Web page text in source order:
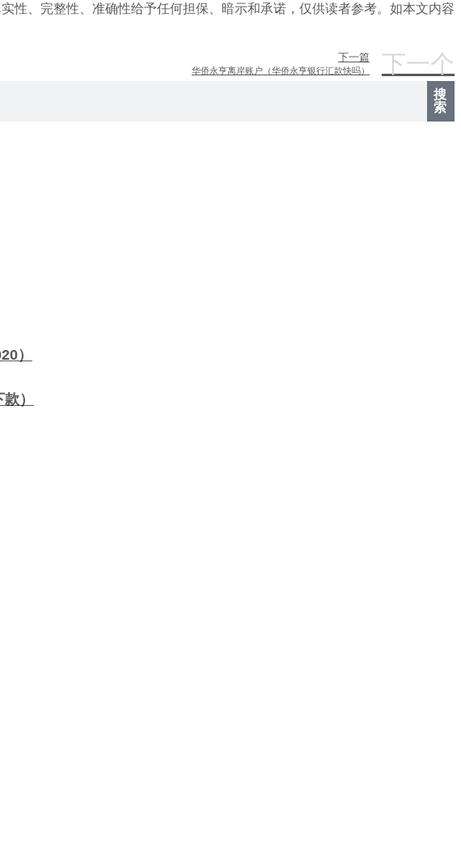
性、完整性、准确性给予任何担保、暗示和承诺，仅供读者参考。如本文内容
下一篇
华侨永亨离岸账户（华侨永亨银行汇款快吗） 下一个
搜
索
）
）